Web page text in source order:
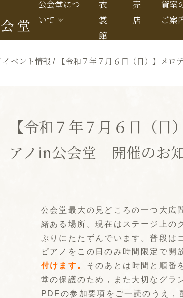
公会堂につ
いて
衣
裳
館
売
店
貸室
ご案
イベント情報 【令和７年７月６日（日）】メ
【令和７年７月６日（
アノin公会堂 開催のお
公会堂最大の見どころの一つ大広
緒ある場所。現在はステージ上の
ぷりにたたずんでいます。普段は
ピアノをこの日のみ時間限定で開
付けます。 そのあとは時間と順番
堂の保護のため，また大切なグラ
PDFの参加要項をご一読のうえ，